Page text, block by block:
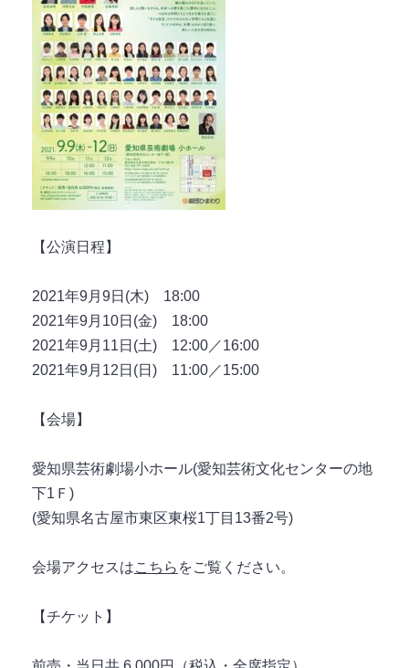
【公演日程】
2021年9月9日(木) 18:00
2021年9月10日(金) 18:00
2021年9月11日(土) 12:00／16:00
2021年9月12日(日) 11:00／15:00
【会場】
愛知県芸術劇場小ホール(愛知芸術文化センターの地
下1Ｆ)
(愛知県名古屋市東区東桜1丁目13番2号)
会場アクセスはこちら をご覧ください。
【チケット】